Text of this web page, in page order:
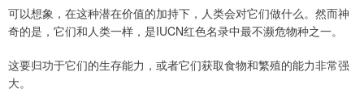
可以想象，在这种潜在价值的加持下，人类会对它们做什么。然而神
奇的是，它们和人类一样，是IUCN红色名录中最不濒危物种之一。
这要归功于它们的生存能力，或者它们获取食物和繁殖的能力非常强
大。